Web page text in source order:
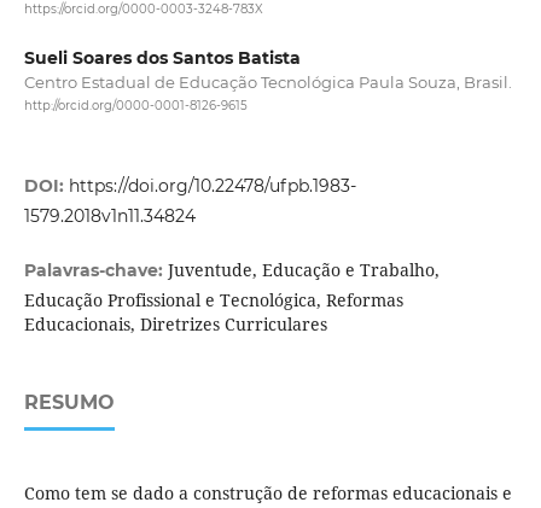
https://orcid.org/0000-0003-3248-783X
Sueli Soares dos Santos Batista
Centro Estadual de Educação Tecnológica Paula Souza, Brasil.
http://orcid.org/0000-0001-8126-9615
DOI: https://doi.org/10.22478/ufpb.1983-
1579.2018v1n11.34824
Palavras-chave: Juventude, Educação e Trabalho,
Educação Profissional e Tecnológica, Reformas
Educacionais, Diretrizes Curriculares
RESUMO
Como tem se dado a construção de reformas educacionais e